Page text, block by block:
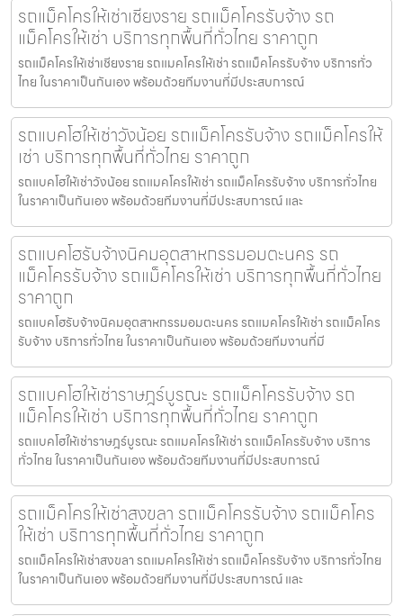
รถแม็คโครให้เช่าเชียงราย รถแม็คโครรับจ้าง รถ
แม็คโครให้เช่า บริการทุกพื้นที่ทั่วไทย ราคาถูก
รถแม็คโครให้เช่าเชียงราย รถแมคโครให้เช่า รถแม็คโครรับจ้าง บริการทั่ว
ไทย ในราคาเป็นกันเอง พร้อมด้วยทีมงานที่มีประสบการณ์
รถแบคโฮให้เช่าวังน้อย รถแม็คโครรับจ้าง รถแม็คโครให้
เช่า บริการทุกพื้นที่ทั่วไทย ราคาถูก
รถแบคโฮให้เช่าวังน้อย รถแมคโครให้เช่า รถแม็คโครรับจ้าง บริการทั่วไทย
ในราคาเป็นกันเอง พร้อมด้วยทีมงานที่มีประสบการณ์ และ
รถแบคโฮรับจ้างนิคมอุตสาหกรรมอมตะนคร รถ
แม็คโครรับจ้าง รถแม็คโครให้เช่า บริการทุกพื้นที่ทั่วไทย
ราคาถูก
รถแบคโฮรับจ้างนิคมอุตสาหกรรมอมตะนคร รถแมคโครให้เช่า รถแม็คโคร
รับจ้าง บริการทั่วไทย ในราคาเป็นกันเอง พร้อมด้วยทีมงานที่มี
รถแบคโฮให้เช่าราษฎร์บูรณะ รถแม็คโครรับจ้าง รถ
แม็คโครให้เช่า บริการทุกพื้นที่ทั่วไทย ราคาถูก
รถแบคโฮให้เช่าราษฎร์บูรณะ รถแมคโครให้เช่า รถแม็คโครรับจ้าง บริการ
ทั่วไทย ในราคาเป็นกันเอง พร้อมด้วยทีมงานที่มีประสบการณ์
รถแม็คโครให้เช่าสงขลา รถแม็คโครรับจ้าง รถแม็คโคร
ให้เช่า บริการทุกพื้นที่ทั่วไทย ราคาถูก
รถแม็คโครให้เช่าสงขลา รถแมคโครให้เช่า รถแม็คโครรับจ้าง บริการทั่วไทย
ในราคาเป็นกันเอง พร้อมด้วยทีมงานที่มีประสบการณ์ และ